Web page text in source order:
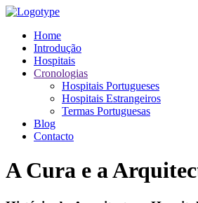
Home
Introdução
Hospitais
Cronologias
Hospitais Portugueses
Hospitais Estrangeiros
Termas Portuguesas
Blog
Contacto
A Cura e a